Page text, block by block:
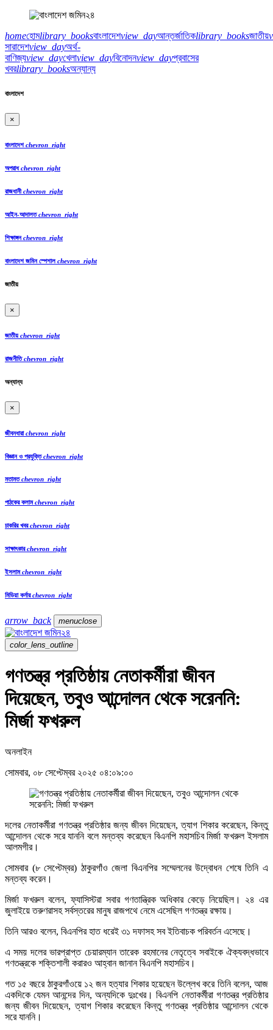
homeহোমlibrary_booksবাংলাদেশview_dayআন্তর্জাতিকlibrary_booksজাতীয়
সারাদেশview_dayঅর্থ-
বাণিজ্যview_dayখেলাview_dayবিনোদনview_dayপ্রবাসের
খবরlibrary_booksঅন্যান্য
বাংলাদেশ
×
বাংলাদেশ chevron_right
অপরাধchevron_right
রাজধানীchevron_right
আইন-আদালতchevron_right
শিক্ষাঙ্গনchevron_right
বাংলাদেশ জমিন স্পেশাল chevron_right
জাতীয়
×
জাতীয়chevron_right
রাজনীতিchevron_right
অন্যান্য
×
জীবনধারাchevron_right
বিজ্ঞান ও প্রযুক্তিchevron_right
মতামতchevron_right
পাঠকের কলামchevron_right
চাকরির খবরchevron_right
সাক্ষাৎকারchevron_right
ইসলামchevron_right
মিডিয়া কর্নারchevron_right
arrow_back menuclose
color_lens_outline
গণতন্ত্র প্রতিষ্ঠায় নেতাকর্মীরা জীবন
দিয়েছেন, তবুও আন্দোলন থেকে সরেননি:
মির্জা ফখরুল
অনলাইন
সোমবার, ০৮ সেপ্টেম্বর ২০২৫ ০৪:০৯:০০
দলের নেতাকর্মীরা গণতন্ত্র প্রতিষ্ঠার জন্য জীবন দিয়েছেন, ত্যাগ শিকার করেছেন, কিন্তু
আন্দোলন থেকে সরে যাননি বলে মন্তব্য করেছেন বিএনপি মহাসচিব মির্জা ফখরুল ইসলাম
আলমগীর।
সোমবার (৮ সেপ্টেম্বর) ঠাকুরগাঁও জেলা বিএনপির সম্মেলনের উদ্বোধন শেষে তিনি এ
মন্তব্য করেন।
মির্জা ফখরুল বলেন, ফ্যাসিস্টরা সবার গণতান্ত্রিক অধিকার কেড়ে নিয়েছিল। ২৪ এর
জুলাইয়ে তরুণরাসহ সর্বস্তরের মানুষ রাজপথে নেমে এসেছিল গণতন্ত্র রক্ষায়।
তিনি আরও বলেন, বিএনপির হাত ধরেই ৩১ দফাসহ সব ইতিবাচক পরিবর্তন এসেছে।
এ সময় দলের ভারপ্রাপ্ত চেয়ারম্যান তারেক রহমানের নেতৃত্বে সবাইকে ঐক্যবদ্ধভাবে
গণতন্ত্রকে শক্তিশালী করারও আহ্বান জানান বিএনপি মহাসচিব।
গত ১৫ বছরে ঠাকুরগাঁওয়ে ১২ জন হত্যার শিকার হয়েছেন উল্লেখ করে তিনি বলেন, আজ
একদিকে যেমন আনন্দের দিন, অন্যদিকে দুঃখের। বিএনপি নেতাকর্মীরা গণতন্ত্র প্রতিষ্ঠার
জন্য জীবন দিয়েছেন, ত্যাগ শিকার করেছেন কিন্তু গণতন্ত্র প্রতিষ্ঠার আন্দোলন থেকে
সরে যাননি।